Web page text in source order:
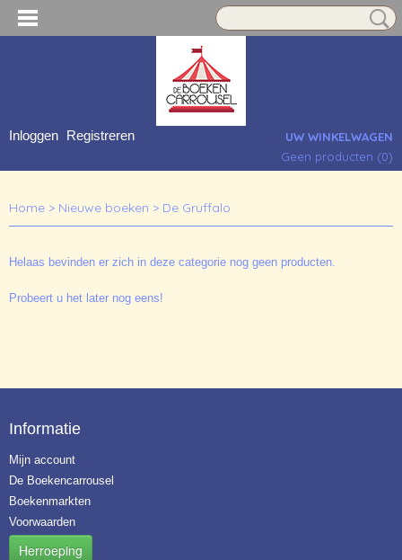
Inloggen Registreren
UW WINKELWAGEN
Geen producten (0)
Home > Nieuwe boeken > De Gruffalo
Helaas bevinden er zich in deze categorie nog geen producten.
Probeert u het later nog eens!
Informatie
Mijn account
De Boekencarrousel
Boekenmarkten
Voorwaarden
Herroeping